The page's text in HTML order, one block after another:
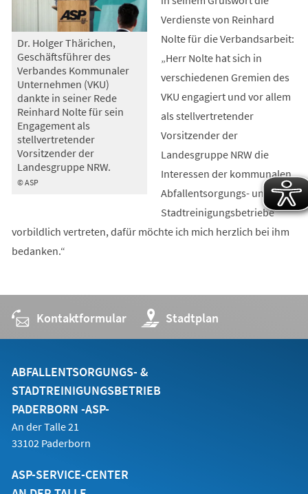
© ASP
Dr. Holger Thärichen,
Geschäftsführer des
Verbandes Kommunaler
Unternehmen (VKU)
dankte in seiner Rede
Reinhard Nolte für sein
Engagement als
stellvertretender
Vorsitzender der
Landesgruppe NRW.
Verdienste von Reinhard
Nolte für die Verbandsarbeit:
„Herr Nolte hat sich in
verschiedenen Gremien des
VKU engagiert und vor allem
als stellvertretender
Vorsitzender der
Landesgruppe NRW die
Interessen der kommunalen
Abfallentsorgungs- und
Stadtreinigungsbetriebe
vorbildlich vertreten, dafür möchte ich mich herzlich bei ihm
bedanken.“
Kontaktformular Stadtplan
(Öffnet
in
einem
Tab)
ABFALLENTSORGUNGS- &
STADTREINIGUNGSBETRIEB
PADERBORN -ASP-
An der Talle 21
33102 Paderborn
ASP-SERVICE-CENTER